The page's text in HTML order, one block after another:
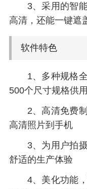
3、采用的智
高清，还能一键遮
软件特色
1、多种规格
500个尺寸规格供
2、高清免费
高清照片到手机
3、为用户拍
舒适的生产体验
4、美化功能